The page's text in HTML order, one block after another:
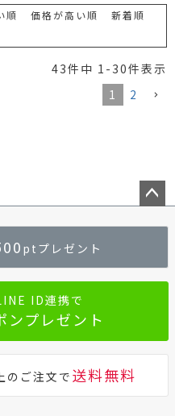
順 価格が高い順
新着順
43件中 1 - 30件表示
1
2
ジト
へ
ptプレゼント
ID連携で
ンプレゼント
ご注文で 送料無料